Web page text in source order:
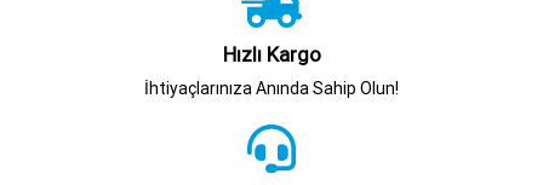
Hızlı Kargo
İhtiyaçlarınıza Anında Sahip Olun!